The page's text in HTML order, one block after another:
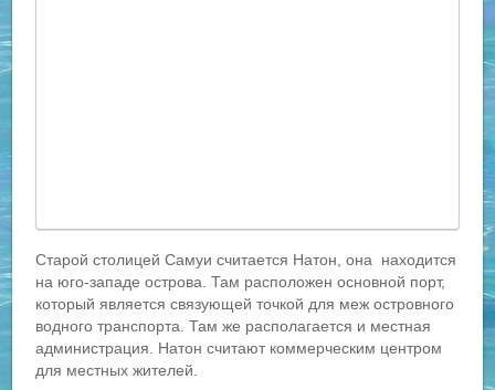
Старой столицей Самуи считается Натон, она находится
на юго-западе острова. Там расположен основной порт,
который является связующей точкой для меж островного
водного транспорта. Там же располагается и местная
администрация. Натон считают коммерческим центром
для местных жителей.